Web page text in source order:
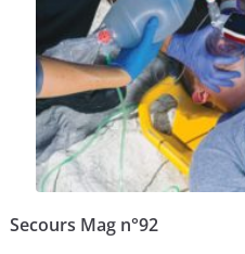
Secours Mag n°92